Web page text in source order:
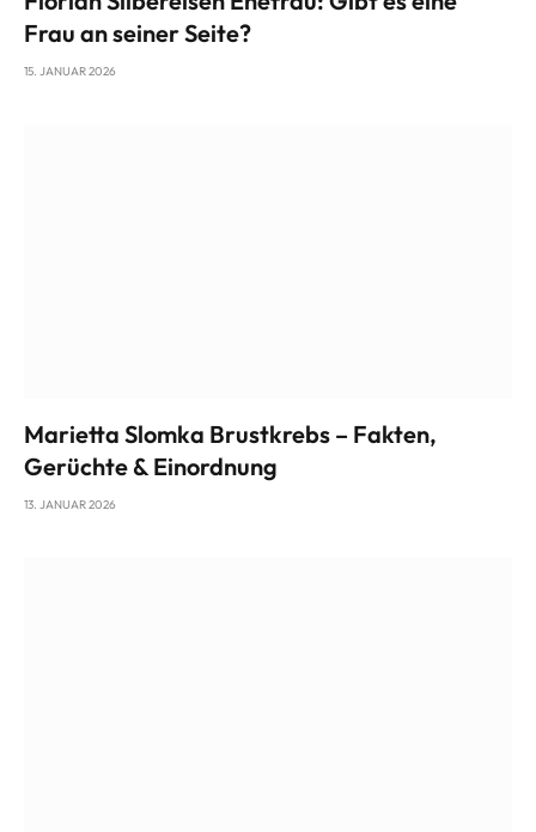
Frau an seiner Seite?
15. JANUAR 2026
Marietta Slomka Brustkrebs – Fakten,
Gerüchte & Einordnung
13. JANUAR 2026